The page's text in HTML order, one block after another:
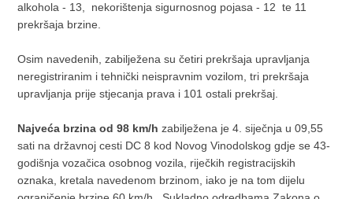
alkohola - 13, nekorištenja sigurnosnog pojasa - 12 te 11
prekršaja brzine.
Osim navedenih, zabilježena su četiri prekršaja upravljanja
neregistriranim i tehnički neispravnim vozilom, tri prekršaja
upravljanja prije stjecanja prava i 101 ostali prekršaj.
Najveća brzina od 98 km/h zabilježena je 4. siječnja u 09,55
sati na državnoj cesti DC 8 kod Novog Vinodolskog gdje se 43-
godišnja vozačica osobnog vozila, riječkih registracijskih
oznaka, kretala navedenom brzinom, iako je na tom dijelu